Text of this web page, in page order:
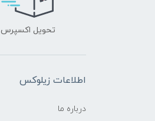
تحویل اکسپرس
اطلاعات زیلوکس
درباره ما